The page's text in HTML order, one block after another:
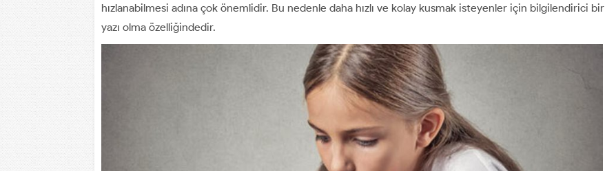
hızlanabilmesi adına çok önemlidir. Bu nedenle daha hızlı ve kolay kusmak isteyenler için bilgilendirici bir
yazı olma özelliğindedir.